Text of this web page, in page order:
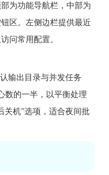
为功能导航栏，中部为
区。左侧边栏提供最近
问常用配置。
输出目录与并发任务
数的一半，以平衡处理
关机”选项，适合夜间批